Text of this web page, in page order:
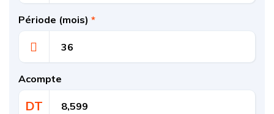
Période (mois) *
Acompte
DT